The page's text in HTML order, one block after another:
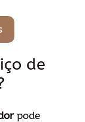
de
pode